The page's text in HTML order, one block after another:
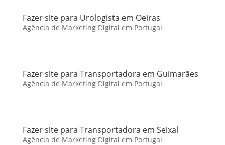
Fazer site para Urologista em Oeiras
Agência de Marketing Digital em Portugal
Fazer site para Transportadora em Guimarães
Agência de Marketing Digital em Portugal
Fazer site para Transportadora em Seixal
Agência de Marketing Digital em Portugal